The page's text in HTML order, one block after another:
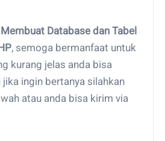
Database dan Tabel
, semoga bermanfaat untuk
kurang jelas anda bisa
ingin bertanya silahkan
atau anda bisa kirim via